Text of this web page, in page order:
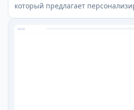
который предлагает
психического здоровья,
инструменты для